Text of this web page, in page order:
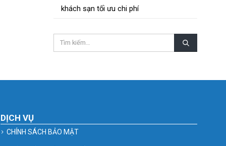
khách sạn tối ưu chi phí
DỊCH VỤ
CHÍNH SÁCH BẢO MẬT